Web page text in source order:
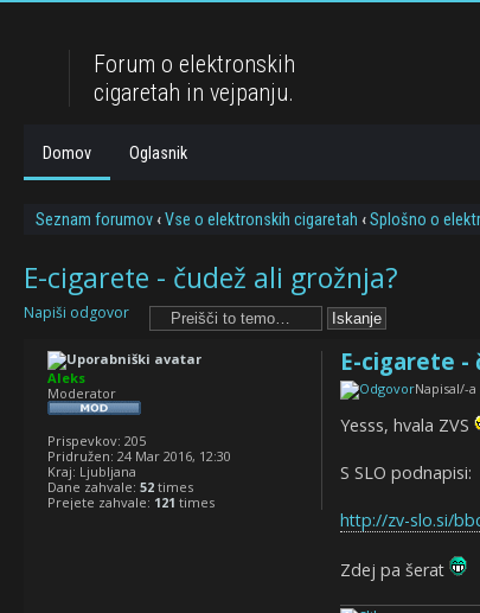
Forum o elektronskih
cigaretah in vejpanju.
Domov Oglasnik
Seznam forumov ‹Vse o elektronskih cigaretah ‹Splošno o
E-cigarete - čudež ali grožnja?
Napiši odgovor
E-cigarete -
Napisal/-a
Yesss, hvala ZVS
S SLO podnapisi:
http://zv-slo.si/
Zdej pa šerat
Aleks
Moderator
Prispevkov: 205
Pridružen: 24 Mar 2016, 12:30
Kraj: Ljubljana
Dane zahvale: 52 times
Prejete zahvale: 121 times